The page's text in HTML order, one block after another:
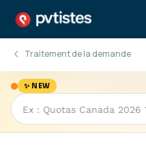
Traitement de la demande
✨ NEW